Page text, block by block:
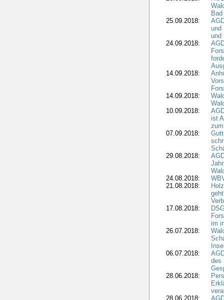
25.09.2018:
und
und
24.09.2018:
14.09.2018:
14.09.2018:
10.09.2018:
ist
07.09.2018:
29.08.2018:
24.08.2018:
21.08.2018:
17.08.2018:
im
26.07.2018:
06.07.2018:
des
28.06.2018:
28.06.2018: